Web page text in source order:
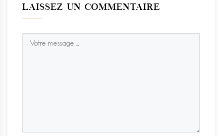
LAISSEZ UN COMMENTAIRE